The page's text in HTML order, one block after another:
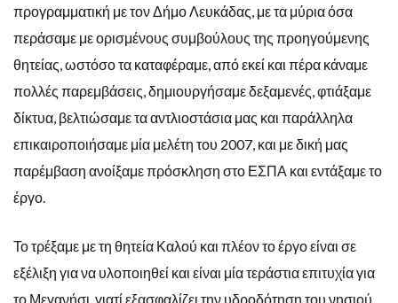
προγραμματική με τον Δήμο Λευκάδας, με τα μύρια όσα
περάσαμε με ορισμένους συμβούλους της προηγούμενης
θητείας, ωστόσο τα καταφέραμε, από εκεί και πέρα κάναμε
πολλές παρεμβάσεις, δημιουργήσαμε δεξαμενές, φτιάξαμε
δίκτυα, βελτιώσαμε τα αντλιοστάσια μας και παράλληλα
επικαιροποιήσαμε μία μελέτη του 2007, και με δική μας
παρέμβαση ανοίξαμε πρόσκληση στο ΕΣΠΑ και εντάξαμε το
έργο.
Το τρέξαμε με τη θητεία Καλού και πλέον το έργο είναι σε
εξέλιξη για να υλοποιηθεί και είναι μία τεράστια επιτυχία για
το Μεγανήσι, γιατί εξασφαλίζει την υδροδότηση του νησιού